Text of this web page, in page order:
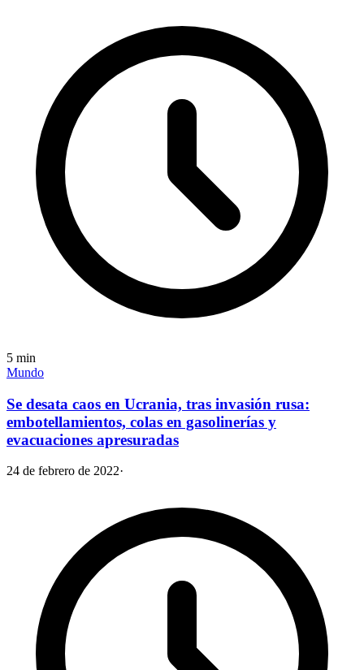
5 min
Mundo
Se desata caos en Ucrania, tras invasión rusa:
embotellamientos, colas en gasolinerías y
evacuaciones apresuradas
24 de febrero de 2022·